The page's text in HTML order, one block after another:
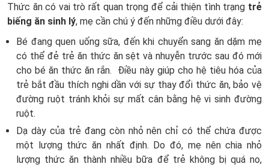
Thức ăn có vai trò rất quan trọng để cải thiện tình trạng trẻ
biếng ăn sinh lý, mẹ cần chú ý đến những điều dưới đây:
Bé đang quen uống sữa, đến khi chuyển sang ăn dặm mẹ
có thể đẻ trẻ ăn thức ăn sệt và nhuyễn trước sau đó mới
cho bé ăn thức ăn rắn. Điều này giúp cho hệ tiêu hóa của
trẻ bắt đầu thích nghi dần với sự thay đổi thức ăn, bảo vệ
đường ruột tránh khỏi sự mất cân bằng hệ vi sinh đường
ruột.
Dạ dày của trẻ đang còn nhỏ nên chỉ có thể chứa được
một lượng thức ăn nhất định. Do đó, mẹ nên chia nhỏ
lượng thức ăn thành nhiều bữa để trẻ không bị quá no,